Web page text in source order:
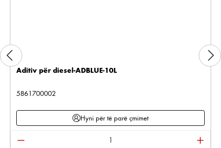
Aditiv për diesel-ADBLUE-10L
5861700002
Hyni për të parë çmimet
Sasia e produktit: Shkruani sasinë e dëshiruar